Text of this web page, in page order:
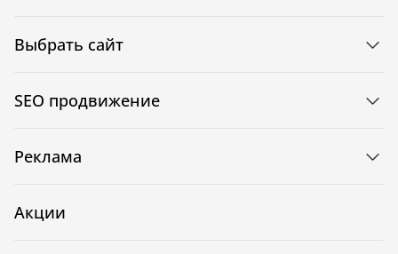
Выбрать сайт
SEO продвижение
Реклама
Акции